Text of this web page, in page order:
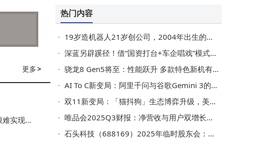
制将实
人张卫平
示，具
为鸿蒙
更多>
实现，
热门内容
19岁造机器人21岁创公司，2004年出生的黄一获千万美元融资
深蓝另辟蹊径！借“国资打台+车企唱戏”模式接盘北京现代闲置工厂
骁龙8 Gen5将至：性能跃升 多款特色新机有望引领2025手机新潮流
AI To C新变局：阿里千问与谷歌Gemini 3的差异化突围之路
双11新变局：「猫抖狗」生态博弈升级，美妆品牌全域融合破局求生
唯品会2025Q3财报：净营收与用户双增长，AI融合与会员服务成效显著
石头科技（688169）2025年临时股东会：通过外汇套期保值额度及注册资本变更议案